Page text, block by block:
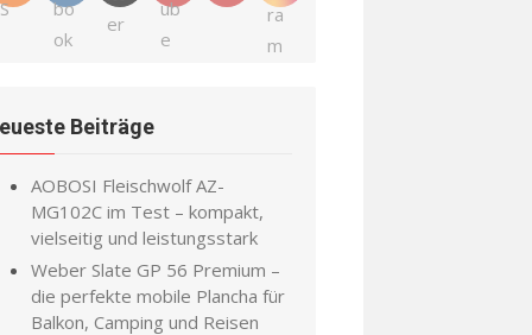
Beiträge
AOBOSI Fleischwolf AZ-
MG102C im Test – kompakt,
vielseitig und leistungsstark
Weber Slate GP 56 Premium –
die perfekte mobile Plancha für
Balkon, Camping und Reisen